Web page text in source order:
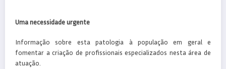
Uma necessidade urgente
Informação sobre esta patologia à população em geral e
fomentar a criação de profissionais especializados nesta área de
atuação.